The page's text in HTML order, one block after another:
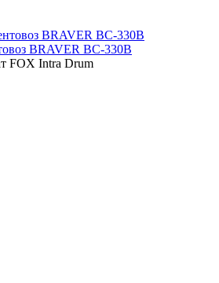
BRAVER BC-330B
FOX Intra Drum